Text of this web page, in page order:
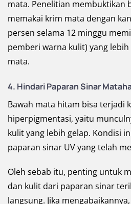
mata. Penelitian membuktikan
memakai krim mata dengan
persen selama 12 minggu
pemberi warna kulit) yang
mata.
4. Hindari Paparan Sinar
Bawah mata hitam bisa terjadi
hiperpigmentasi, yaitu
kulit yang lebih gelap. Kondisi
paparan sinar UV yang telah
Oleh sebab itu, penting untuk
dan kulit dari paparan sinar
langsung. Jika